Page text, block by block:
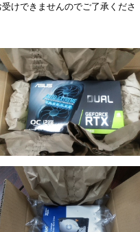
けできませんのでご了承くださ